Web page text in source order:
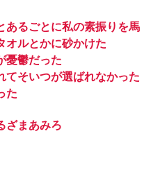
あるごとに私の素振りを馬
オルとかに砂かけた
憂鬱だった
てそいつが選ばれなかった
た
ざまあみろ